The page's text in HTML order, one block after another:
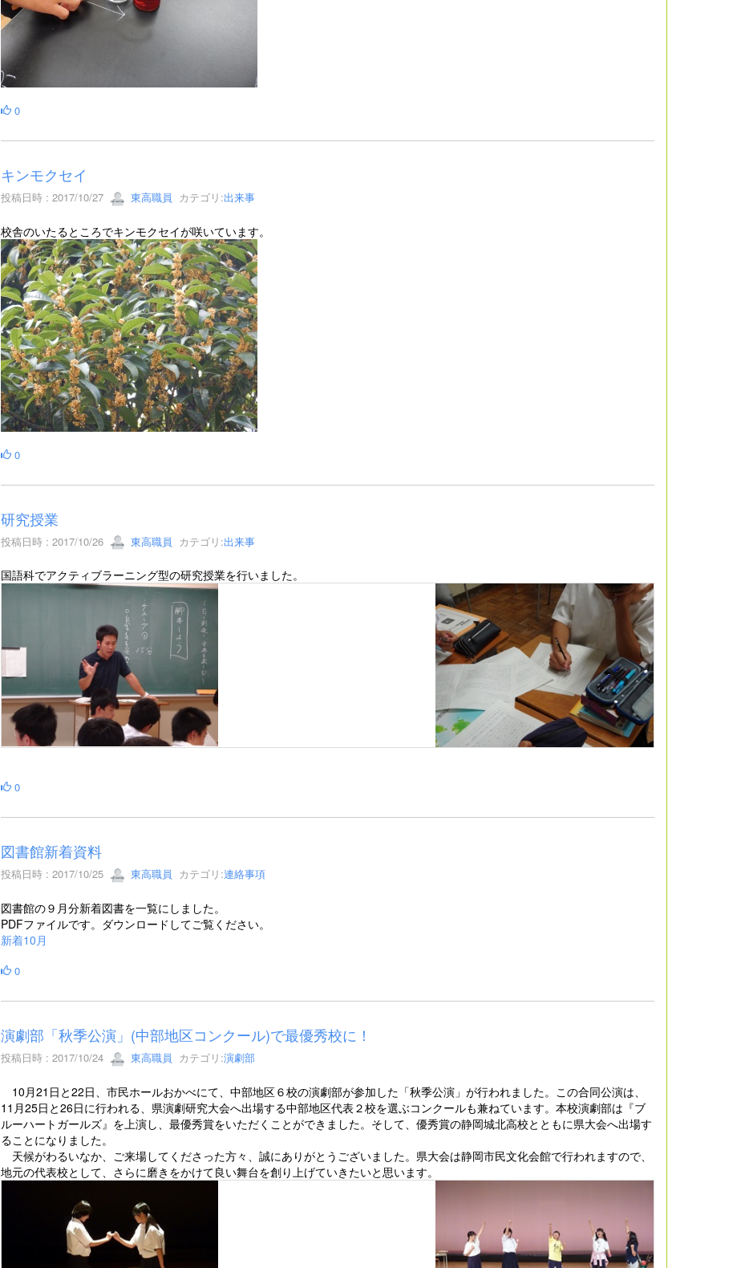
0
キンモクセイ
投稿日時 : 2017/10/27 東高職員 カテゴリ:出来事
校舎のいたるところでキンモクセイが咲いています。
0
研究授業
投稿日時 : 2017/10/26 東高職員 カテゴリ:出来事
国語科でアクティブラーニング型の研究授業を行いました。
0
図書館新着資料
投稿日時 : 2017/10/25 東高職員 カテゴリ:連絡事項
図書館の９月分新着図書を一覧にしました。
PDFファイルです。ダウンロードしてご覧ください。
新着10月
0
演劇部「秋季公演」(中部地区コンクール)で最優秀校に！
投稿日時 : 2017/10/24 東高職員 カテゴリ:演劇部
10月21日と22日、市民ホールおかべにて、中部地区６校の演劇部が参加した「秋季公演」が行われました。この合同公演は、
11月25日と26日に行われる、県演劇研究大会へ出場する中部地区代表２校を選ぶコンクールも兼ねています。本校演劇部は『ブ
ルーハートガールズ』を上演し、最優秀賞をいただくことができました。そして、優秀賞の静岡城北高校とともに県大会へ出場す
ることになりました。
天候がわるいなか、ご来場してくださった方々、誠にありがとうございました。県大会は静岡市民文化会館で行われますので、
地元の代表校として、さらに磨きをかけて良い舞台を創り上げていきたいと思います。